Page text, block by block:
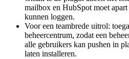
mailbox en HubSpot moet
kunnen loggen.
Voor een teambrede uitrol:
beheercentrum, zodat een
alle gebruikers kan pushen in
laten installeren.